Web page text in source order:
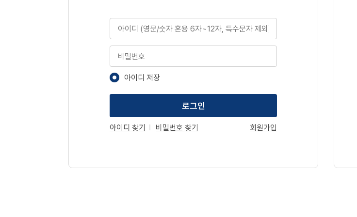
아이디
비밀번호
아이디 저장
로그인
아이디 찾기 비밀번호 찾기 회원가입